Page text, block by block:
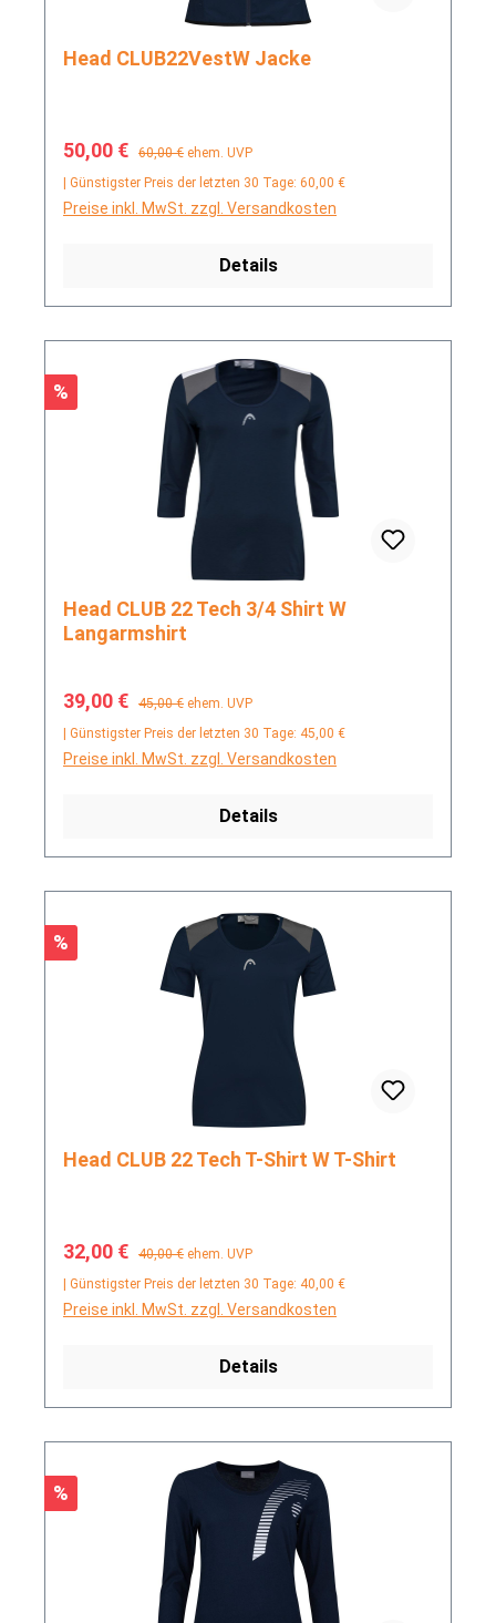
Head CLUB22VestW Jacke
Verkaufspreis:
50,00 € Regulärer Preis:
60,00 € ehem. UVP
| Günstigster Preis der letzten 30 Tage: 60,00 €
Preise inkl. MwSt. zzgl. Versandkosten
Details
Rabatt
%
Head CLUB 22 Tech 3/4 Shirt W
Langarmshirt
Verkaufspreis:
39,00 € Regulärer Preis:
45,00 € ehem. UVP
| Günstigster Preis der letzten 30 Tage: 45,00 €
Preise inkl. MwSt. zzgl. Versandkosten
Details
Rabatt
%
Head CLUB 22 Tech T-Shirt W T-Shirt
Verkaufspreis:
32,00 € Regulärer Preis:
40,00 € ehem. UVP
| Günstigster Preis der letzten 30 Tage: 40,00 €
Preise inkl. MwSt. zzgl. Versandkosten
Details
Rabatt
%